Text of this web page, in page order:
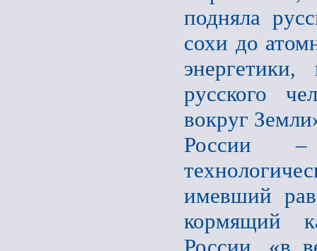
подняла
сохи до
русского
вокруг
России –
имевший
кормящий